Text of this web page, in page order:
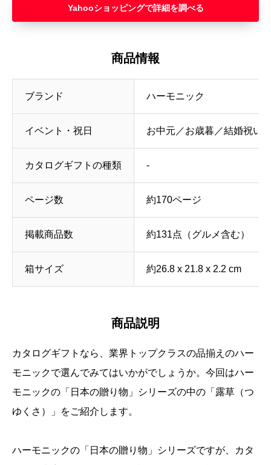
Yahooショッピング
商品情報
ブランド ハーモニック
イベント・祝日 お中元／お歳暮／結婚祝い
カタログギフトの種類 ‐
ページ数 約170ページ
掲載商品数 約131点（グルメ含む）
箱サイズ 約26.8 x 21.8 x 2.2 cm
商品説明
カタログギフトなら、業界トップクラスの品揃えのハー
モニックで選んでみてはいかがでしょうか。今回はハー
モニックの「日本の贈り物」シリーズの中の「露草（つ
ゆくさ）」をご紹介します。
ハーモニックの「日本の贈り物」シリーズですが、カタ